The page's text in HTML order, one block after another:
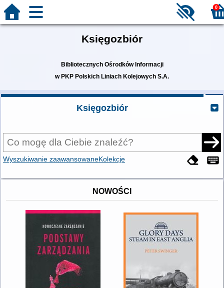
0
Księgozbiór
Bibliotecznych Ośrodków Informacji
w PKP Polskich Liniach Kolejowych S.A.
Księgozbiór
Wyszukiwanie zaawansowaneKolekcje
NOWOŚCI